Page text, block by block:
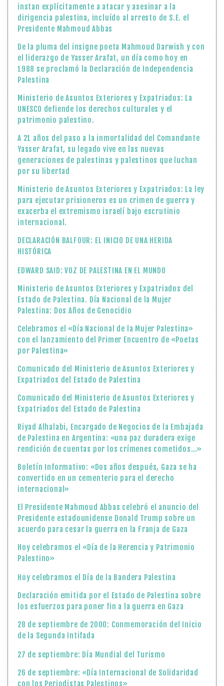
Ministerio de Asuntos Exteriores y Expatriados: La
UNESCO defiende los derechos culturales y el
patrimonio palestino.
A 21 años del paso a la inmortalidad del Comandante
Yasser Arafat, su legado vive en las nuevas
generaciones de palestinas y palestinos que luchan
por su libertad
Ministerio de Asuntos Exteriores y Expatriados: La ley
para ejecutar prisioneros es un crimen de guerra y
exacerba el extremismo israelí bajo escrutinio
DECLARACIÓN BALFOUR: EL INICIO DE UNA HERIDA
HISTÓRICA
EDWARD SAID: VOZ DE PALESTINA EN EL MUNDO
Ministerio de Asuntos Exteriores y Expatriados del
Estado de Palestina. Día Nacional de la Mujer
Palestina: Dos Años de Genocidio
Celebramos el «Día Nacional de la Mujer Palestina»
con el lanzamiento del Primer Encuentro de «Poetas
Expatriados del Estado de Palestina
Comunicado del Ministerio de Asuntos Exteriores y
Riyad Alhalabi, Encargado de Negocios de la Embajada
de Palestina en Argentina: «una paz duradera exige
rendición de cuentas por los crímenes cometidos…»
Boletín Informativo: «Dos años después, Gaza se ha
convertido en un cementerio para el derecho
internacional»
El Presidente Mahmoud Abbas celebró el anuncio del
Presidente estadounidense Donald Trump sobre un
acuerdo para cesar la guerra en la Franja de Gaza
Hoy celebramos el «Día de la Herencia y Patrimonio
Palestino»
Hoy celebramos el Día de la Bandera Palestina
Declaración emitida por el Estado de Palestina sobre
los esfuerzos para poner fin a la guerra en Gaza
28 de septiembre de 2000: Conmemoración del Inicio
de la Segunda Intifada
27 de septiembre: Día Mundial del Turismo
26 de septiembre: «Día Internacional de Solidaridad
con los Periodistas Palestinos»
Un día como hoy en el año 2003 emprendió su viaje a
la eternidad el ilustre escritor palestino Edward Said
Ministerio de Asuntos Exteriores y Expatriados: El
cierre del Puente de Karama es injustificado, se
enmarca en una política de sanciones colectivas y
exige una intervención internacional urgente para
reabrirlo de inmediato